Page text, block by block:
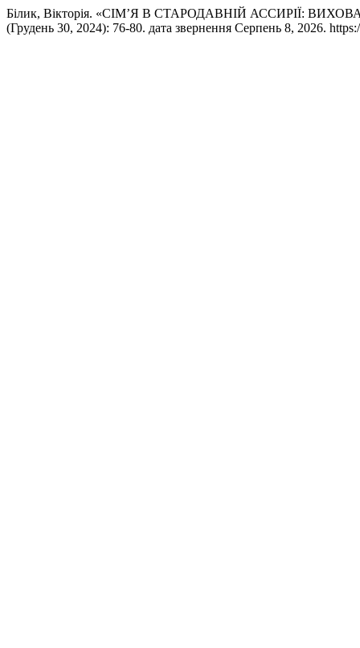
Білик, Вікторія. «СІМ’Я В СТАРОДАВНІЙ АССИРІЇ:
(Грудень 30, 2024): 76-80. дата звернення Серпень 8, 2026.